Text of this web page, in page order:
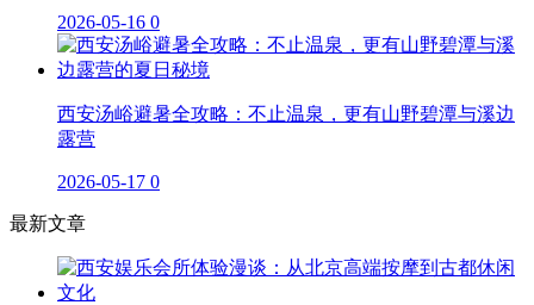
2026-05-16 0
西安汤峪避暑全攻略：不止温泉，更有山野碧潭与溪边
露营
2026-05-17 0
最新文章